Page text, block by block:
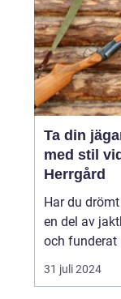
Ta din
med stil
Herrgård
Har du
en del av
och funderat
intensivkurs
31 juli 2024